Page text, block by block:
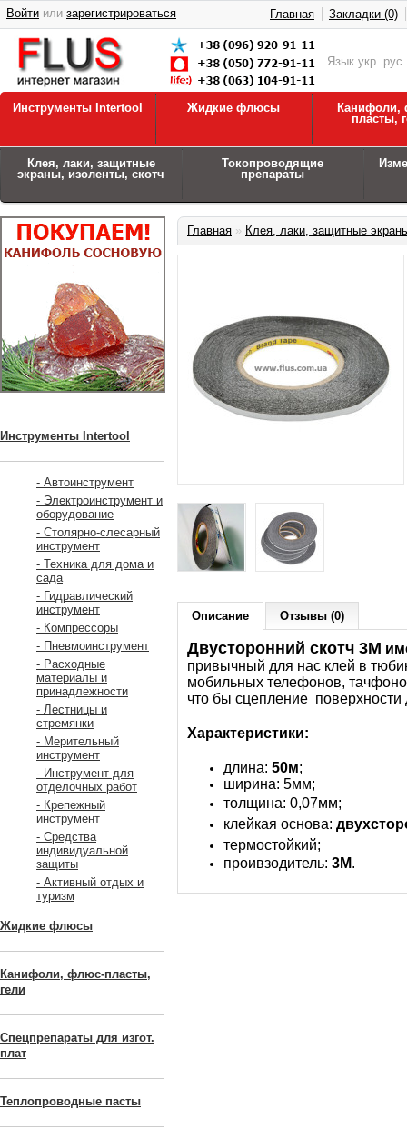
Язык укр рус
Войти или зарегистрироваться Главная Закладки (0)
Инструменты Intertool Жидкие флюсы
Канифоли,
пласты,
Клея, лаки, защитные
экраны, изоленты, скотч
Токопроводящие
препараты
Инструменты Intertool
- Автоинструмент
- Электроинструмент и
оборудование
- Столярно-слесарный
инструмент
- Техника для дома и
сада
- Гидравлический
инструмент
- Компрессоры
- Пневмоинструмент
- Расходные
материалы и
принадлежности
- Лестницы и
стремянки
- Мерительный
инструмент
- Инструмент для
отделочных работ
- Крепежный
инструмент
- Средства
индивидуальной
защиты
- Активный отдых и
туризм
Жидкие флюсы
Канифоли, флюс-пласты,
гели
Спецпрепараты для изгот.
плат
Теплопроводные пасты
Главная » Клея, лаки, защитные
Описание Отзывы (0)
Двусторонний скотч 3M
привычный для нас клей в
мобильных телефонов,
что бы сцепление
Характеристики:
длина: 50м;
ширина: 5мм;
толщина: 0,07мм;
клейкая основа:
термостойкий;
проивзодитель: 3M.